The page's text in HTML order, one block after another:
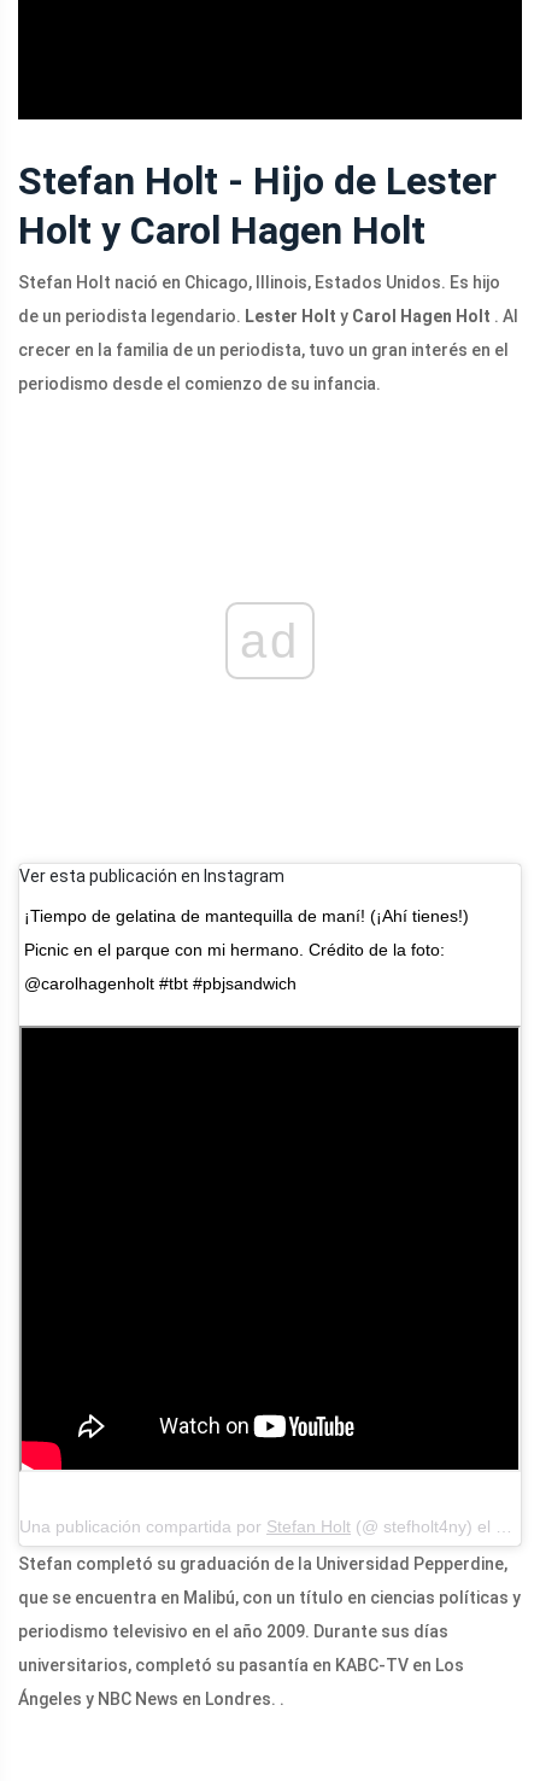
Stefan Holt - Hijo de Lester
Holt y Carol Hagen Holt
Stefan Holt nació en Chicago, Illinois, Estados Unidos. Es hijo
de un periodista legendario. Lester Holt y Carol Hagen Holt . Al
crecer en la familia de un periodista, tuvo un gran interés en el
periodismo desde el comienzo de su infancia.
ad
Ver esta publicación en Instagram
¡Tiempo de gelatina de mantequilla de maní! (¡Ahí tienes!)
Picnic en el parque con mi hermano. Crédito de la foto:
@carolhagenholt #tbt #pbjsandwich
Una publicación compartida por Stefan Holt (@ stefholt4ny) el 14 de noviembre de 2019 a las 3:02 p.m.PST
Stefan completó su graduación de la Universidad Pepperdine,
que se encuentra en Malibú, con un título en ciencias políticas y
periodismo televisivo en el año 2009. Durante sus días
universitarios, completó su pasantía en KABC-TV en Los
Ángeles y NBC News en Londres. .